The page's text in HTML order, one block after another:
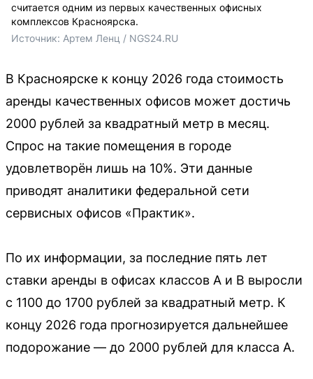
считается одним из первых качественных офисных
комплексов Красноярска.
Источник: Артем Ленц / NGS24.RU
В Красноярске к концу 2026 года стоимость
аренды качественных офисов может достичь
2000 рублей за квадратный метр в месяц.
Спрос на такие помещения в городе
удовлетворён лишь на 10%. Эти данные
приводят аналитики федеральной сети
сервисных офисов «Практик».
По их информации, за последние пять лет
ставки аренды в офисах классов А и В выросли
с 1100 до 1700 рублей за квадратный метр. К
концу 2026 года прогнозируется дальнейшее
подорожание — до 2000 рублей для класса А.